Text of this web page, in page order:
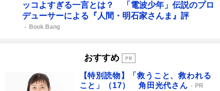
ッコよすぎる一言とは？ 「電波少年」伝説のプロ
デューサーによる『人間・明石家さんま』評
Book Bang
おすすめ
【特別読物】「救うこと、救われる
こと」（17） 角田光代さん
PR